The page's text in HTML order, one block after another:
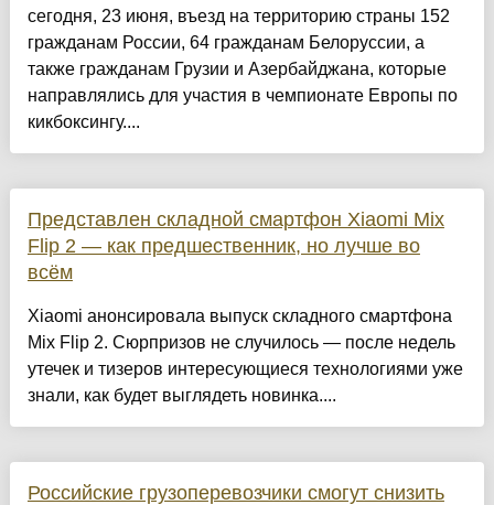
сегодня, 23 июня, въезд на территорию страны 152
гражданам России, 64 гражданам Белоруссии, а
также гражданам Грузии и Азербайджана, которые
направлялись для участия в чемпионате Европы по
кикбоксингу....
Представлен складной смартфон Xiaomi Mix
Flip 2 — как предшественник, но лучше во
всём
Xiaomi анонсировала выпуск складного смартфона
Mix Flip 2. Сюрпризов не случилось — после недель
утечек и тизеров интересующиеся технологиями уже
знали, как будет выглядеть новинка....
Российские грузоперевозчики смогут снизить